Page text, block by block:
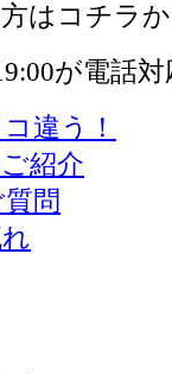
はコチラ
が電話対
違う！
紹介
問